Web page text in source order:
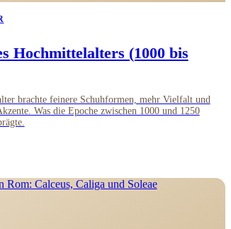
Hochmittelalters (1000 bis
brachte feinere Schuhformen, mehr Vielfalt und
Was die Epoche zwischen 1000 und 1250